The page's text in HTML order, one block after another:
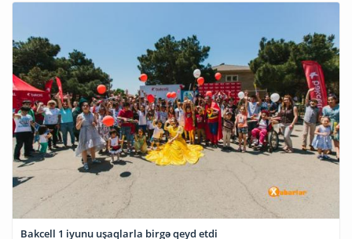
Bakcell 1 iyunu uşaqlarla birgə qeyd etdi